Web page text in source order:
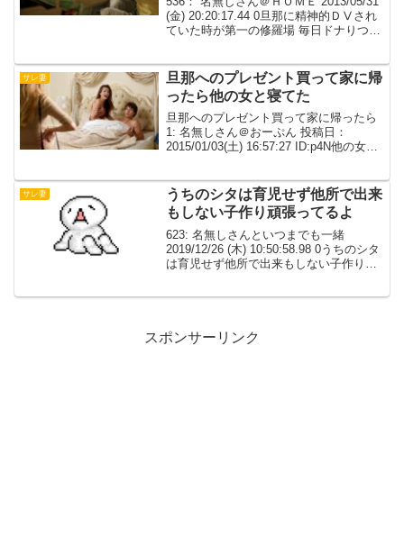
(金) 20:20:17.44 0旦那に精神的ＤⅤされ
ていた時が第一の修羅場 毎日ドナりつけ
ドナり続けられ顔にツ...
サレ妻
旦那へのプレゼント買って家に帰
ったら他の女と寝てた
旦那へのプレゼント買って家に帰ったら
1: 名無しさん＠おーぷん 投稿日：
2015/01/03(土) 16:57:27 ID:p4N他の女と
ん 投稿日：2015/0...
サレ妻
うちのシタは育児せず他所で出来
もしない子作り頑張ってるよ
623: 名無しさんといつまでも一緒
2019/12/26 (木) 10:50:58.98 0うちのシタ
は育児せず他所で出来もしない子作り頑
スポンサーリンク